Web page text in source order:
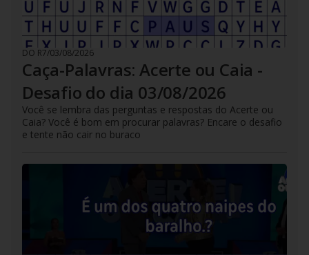
DO R7/03/08/2026
Caça-Palavras: Acerte ou Caia -
Desafio do dia 03/08/2026
Você se lembra das perguntas e respostas do Acerte ou
Caia? Você é bom em procurar palavras? Encare o desafio
e tente não cair no buraco